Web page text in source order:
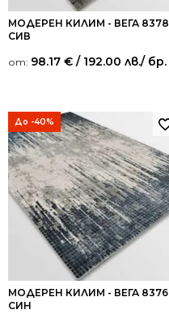
МОДЕРЕН КИЛИМ - ВЕГА 8378
СИВ
от: 98.17 € / 192.00 лв./ бр.
До -40%
МОДЕРЕН КИЛИМ - ВЕГА 8376
СИН